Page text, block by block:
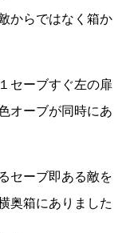
からではなく箱か
セーブすぐ左の扉
オーブが同時にあ
セーブ即ある敵を
奥箱にありました